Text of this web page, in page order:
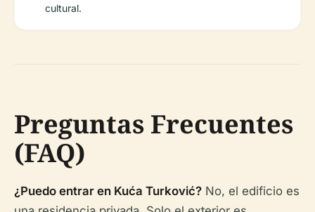
cultural.
Preguntas Frecuentes
(FAQ)
¿Puedo entrar en Kuća Turković? No, el edificio es